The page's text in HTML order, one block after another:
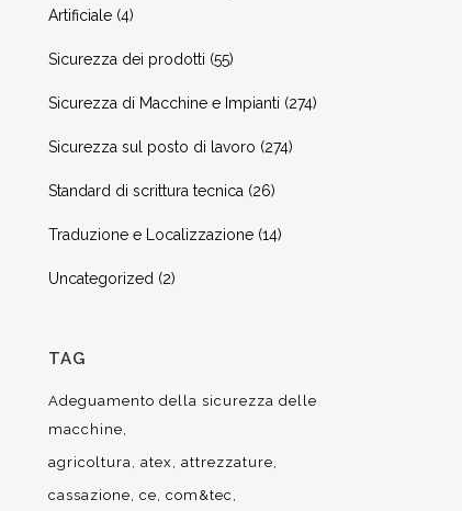
Artificiale (4)
Sicurezza dei prodotti (55)
Sicurezza di Macchine e Impianti (274)
Sicurezza sul posto di lavoro (274)
Standard di scrittura tecnica (26)
Traduzione e Localizzazione (14)
Uncategorized (2)
TAG
Adeguamento della sicurezza delle
macchine
agricoltura atex
attrezzature
cassazione ce com&tec